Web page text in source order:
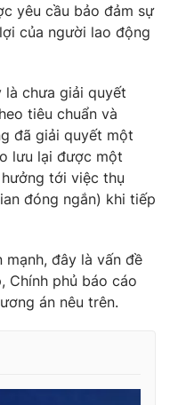
yêu cầu bảo đảm sự
của người lao động
là chưa giải quyết
tiêu chuẩn và
đã giải quyết một
lưu lại được một
tới việc thụ
đóng ngắn) khi tiếp
đây là vấn đề
Chính phủ báo cáo
án nêu trên.